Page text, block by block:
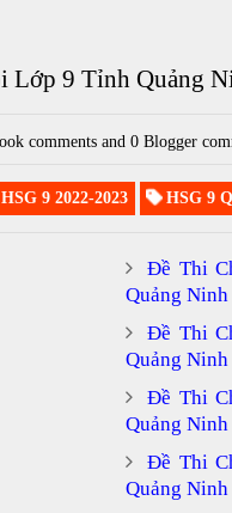
9 Tỉnh Quảng
comments and 0 Blogger
9 2022-2023 HSG 9
Đề Thi
Quảng
Đề Thi
Quảng
Đề Thi
Quảng
Đề Thi
Quảng